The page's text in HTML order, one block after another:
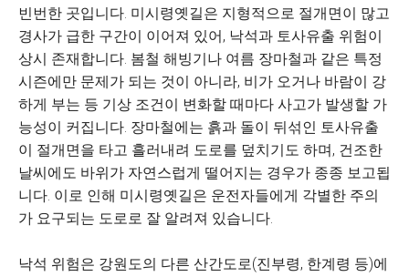
빈번한 곳입니다. 미시령옛길은 지형적으로 절개면이 많고
경사가 급한 구간이 이어져 있어, 낙석과 토사유출 위험이
상시 존재합니다. 봄철 해빙기나 여름 장마철과 같은 특정
시즌에만 문제가 되는 것이 아니라, 비가 오거나 바람이 강
하게 부는 등 기상 조건이 변화할 때마다 사고가 발생할 가
능성이 커집니다. 장마철에는 흙과 돌이 뒤섞인 토사유출
이 절개면을 타고 흘러내려 도로를 덮치기도 하며, 건조한
날씨에도 바위가 자연스럽게 떨어지는 경우가 종종 보고됩
니다. 이로 인해 미시령옛길은 운전자들에게 각별한 주의
가 요구되는 도로로 잘 알려져 있습니다.
낙석 위험은 강원도의 다른 산간도로(진부령, 한계령 등)에